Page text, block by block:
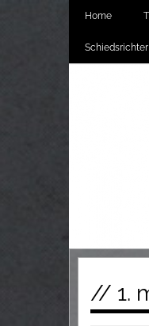
Home
Schiedsrichter
// 1.